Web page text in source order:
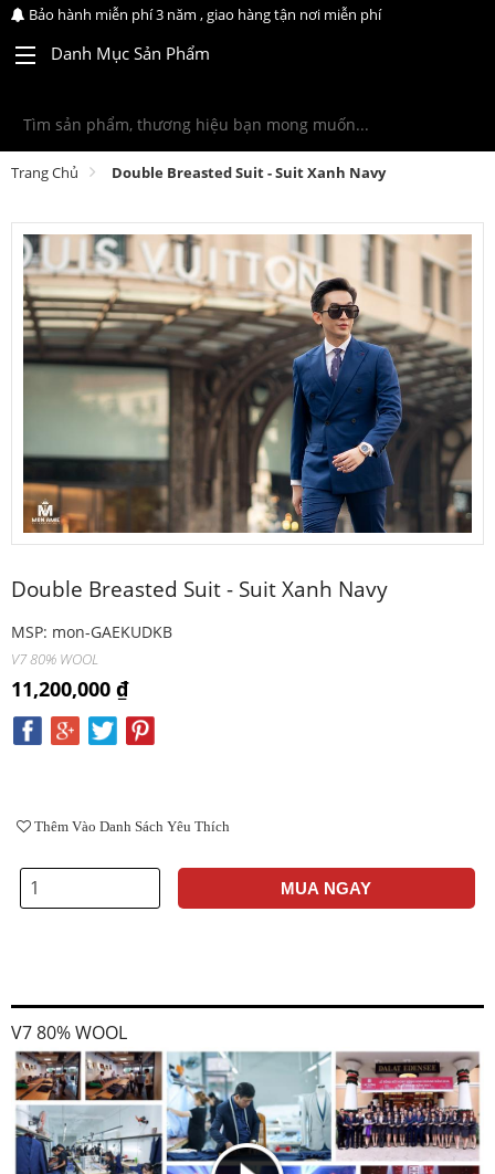
Bảo hành miễn phí 3 năm , giao hàng tận nơi miễn phí
Danh Mục Sản Phẩm
Trang Chủ Double Breasted Suit - Suit Xanh Navy
Double Breasted Suit - Suit Xanh Navy
MSP: mon-GAEKUDKB
V7 80% WOOL
11,200,000 ₫
Thêm Vào Danh Sách Yêu Thích
MUA NGAY
V7 80% WOOL